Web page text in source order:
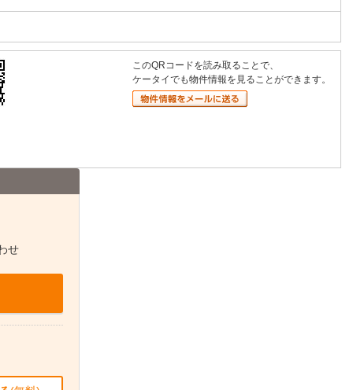
このQRコードを読み取ることで、
ケータイでも物件情報を見ることができます。
せ